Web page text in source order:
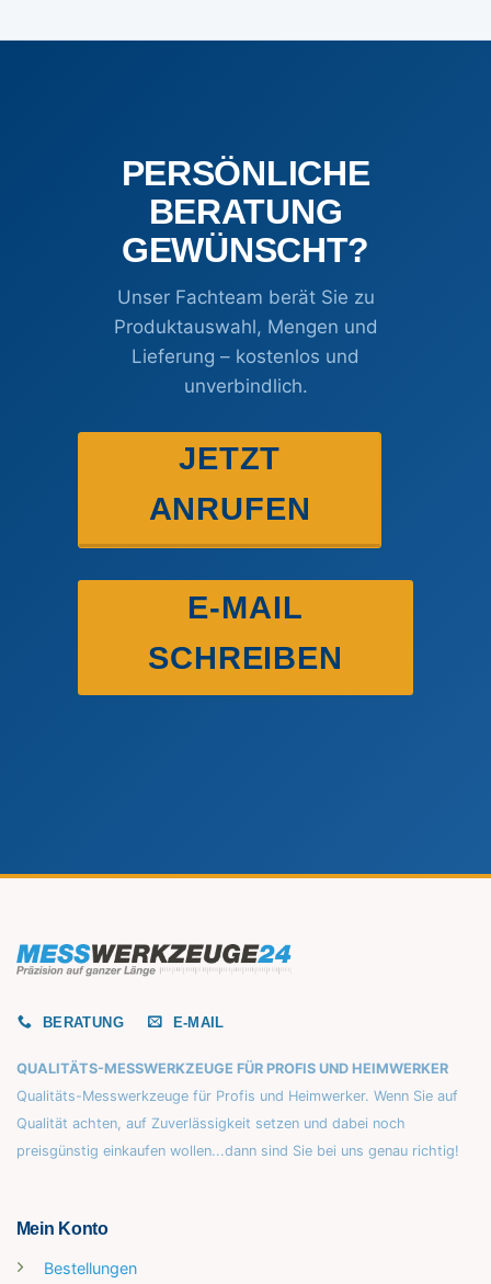
PERSÖNLICHE
BERATUNG
GEWÜNSCHT?
Unser Fachteam berät Sie zu
Produktauswahl, Mengen und
Lieferung – kostenlos und
unverbindlich.
JETZT
ANRUFEN
E-MAIL
SCHREIBEN
BERATUNG E-MAIL
QUALITÄTS-MESSWERKZEUGE FÜR PROFIS UND HEIMWERKER
Qualitäts-Messwerkzeuge für Profis und Heimwerker. Wenn Sie auf
Qualität achten, auf Zuverlässigkeit setzen und dabei noch
preisgünstig einkaufen wollen...dann sind Sie bei uns genau richtig!
Mein Konto
Bestellungen